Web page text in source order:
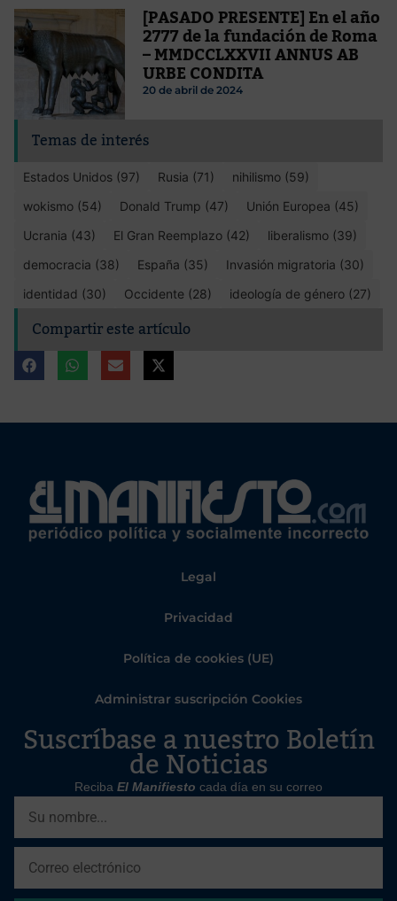
[PASADO PRESENTE] En el año
2777 de la fundación de Roma
– MMDCCLXXVII ANNUS AB
URBE CONDITA
20 de abril de 2024
Temas de interés
Estados Unidos (97) Rusia (71)
nihilismo (59)
wokismo (54)
Donald Trump (47)
Unión Europea (45)
Ucrania (43)
El Gran Reemplazo (42)
liberalismo (39)
democracia (38)
España (35)
Invasión migratoria (30)
identidad (30)
Occidente (28) ideología de género (27)
Compartir este artículo
Legal
Privacidad
Política de cookies (UE)
Administrar suscripción Cookies
Suscríbase a nuestro Boletín
de Noticias
Reciba El Manifiesto cada día en su correo